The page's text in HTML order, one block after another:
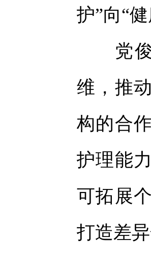
护”向“
党俊
维，推
构的合
护理能
可拓展
打造差